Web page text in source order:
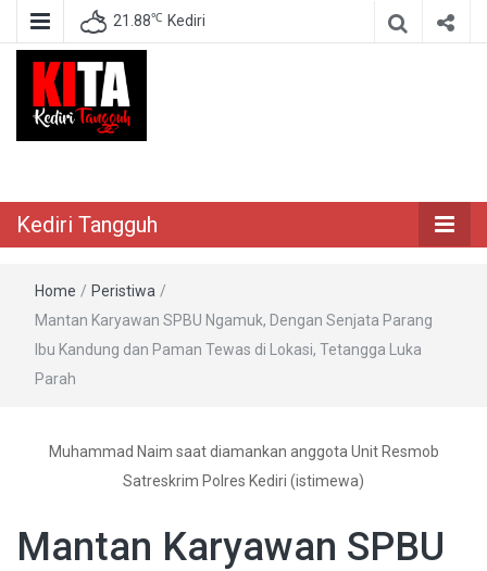
21.88℃ Kediri
Kediri Tangguh
Home / Peristiwa /
Mantan Karyawan SPBU Ngamuk, Dengan Senjata Parang
Ibu Kandung dan Paman Tewas di Lokasi, Tetangga Luka
Parah
Muhammad Naim saat diamankan anggota Unit Resmob
Satreskrim Polres Kediri (istimewa)
Mantan Karyawan SPBU